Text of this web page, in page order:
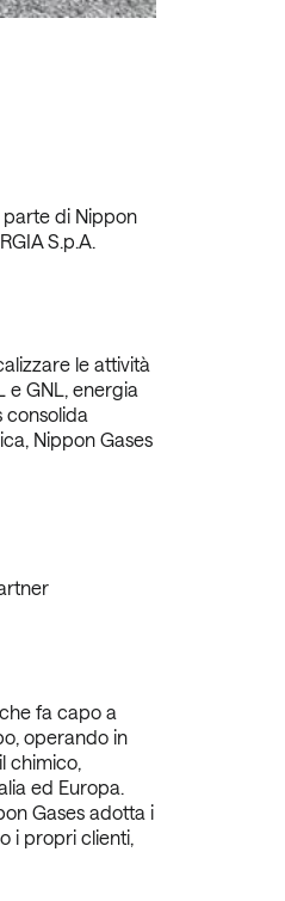
parte di Nippon
S.p.A.
le attività
e GNL, energia
consolida
Nippon Gases
fa capo a
operando in
chimico,
ed Europa.
Gases adotta i
i propri clienti,